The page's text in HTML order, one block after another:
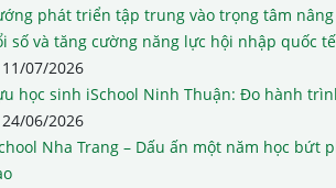
phát triển tập trung vào trọng tâm
số và tăng cường năng lực hội nhập quốc
11/07/2026
học sinh iSchool Ninh Thuận: Đo hành
24/06/2026
Nha Trang – Dấu ấn một năm học